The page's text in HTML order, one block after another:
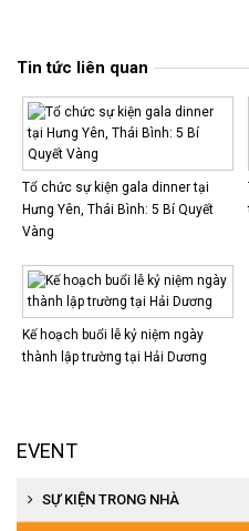
Tin tức liên quan
Tổ chức sự kiện gala dinner tại
Hưng Yên, Thái Bình: 5 Bí Quyết
Vàng
Kế hoạch buổi lễ kỷ niệm ngày
thành lập trường tại Hải Dương
EVENT
SỰ KIỆN TRONG NHÀ